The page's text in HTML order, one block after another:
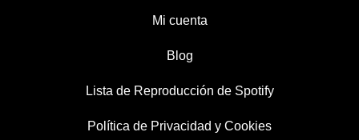
Mi cuenta
Blog
Lista de Reproducción de Spotify
Política de Privacidad y Cookies